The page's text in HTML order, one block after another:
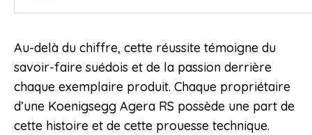
Au-delà du chiffre, cette réussite témoigne du
savoir-faire suédois et de la passion derrière
chaque exemplaire produit. Chaque propriétaire
d’une Koenigsegg Agera RS possède une part de
cette histoire et de cette prouesse technique.